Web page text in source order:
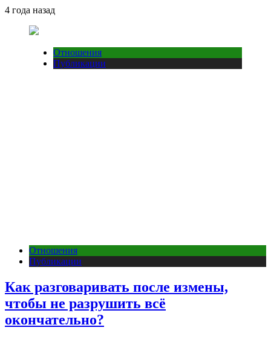
4 года назад
Отношения
Публикации
Отношения
Публикации
Как разговаривать после измены,
чтобы не разрушить всё
окончательно?